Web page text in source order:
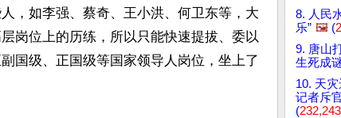
，如李强、蔡奇、王小洪、何卫东等，大
岗位上的历练，所以只能快速提拔、委以
国级、正国级等国家领导人岗位，坐上了
8. 人民
乐” 🖼️ (
9. 唐山
生死成
10. 天
记者斥
(232,243